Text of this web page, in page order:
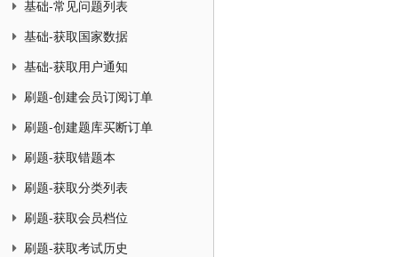
基础-常见问题列表
基础-获取国家数据
基础-获取用户通知
刷题-创建会员订阅订单
刷题-创建题库买断订单
刷题-获取错题本
刷题-获取分类列表
刷题-获取会员档位
刷题-获取考试历史